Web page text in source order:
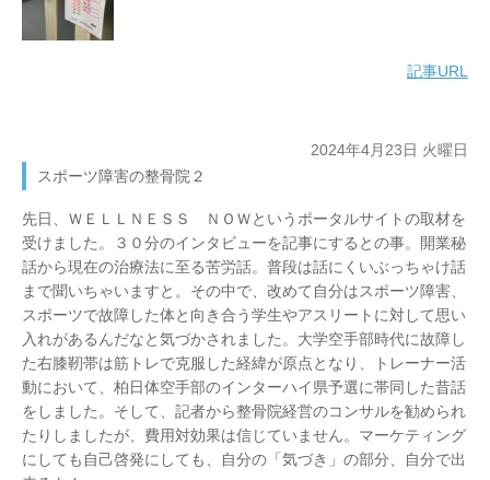
記事URL
2024年4月23日 火曜日
スポーツ障害の整骨院２
先日、ＷＥＬＬＮＥＳＳ ＮＯＷというポータルサイトの取材を
受けました。３０分のインタビューを記事にするとの事。開業秘
話から現在の治療法に至る苦労話。普段は話にくいぶっちゃけ話
まで聞いちゃいますと。その中で、改めて自分はスポーツ障害、
スポーツで故障した体と向き合う学生やアスリートに対して思い
入れがあるんだなと気づかされました。大学空手部時代に故障し
た右膝靭帯は筋トレで克服した経緯が原点となり、トレーナー活
動において、柏日体空手部のインターハイ県予選に帯同した昔話
をしました。そして、記者から整骨院経営のコンサルを勧められ
たりしましたが、費用対効果は信じていません。マーケティング
にしても自己啓発にしても、自分の「気づき」の部分、自分で出